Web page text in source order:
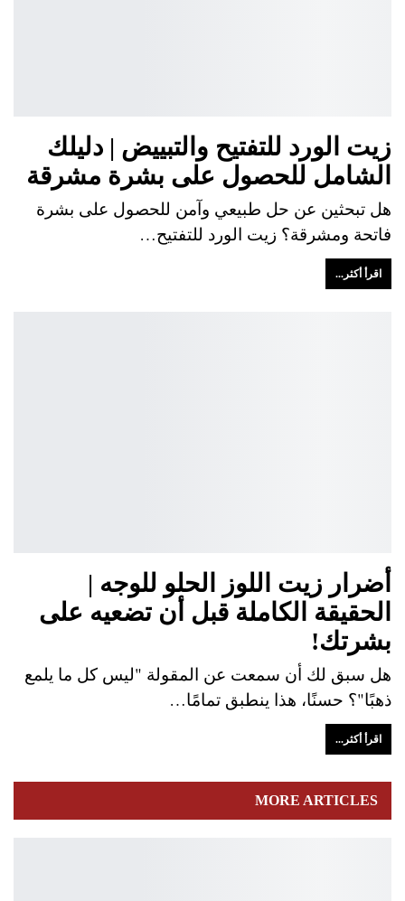
زيت الورد للتفتيح والتبييض | دليلك
الشامل للحصول على بشرة مشرقة
هل تبحثين عن حل طبيعي وآمن للحصول على بشرة
فاتحة ومشرقة؟ زيت الورد للتفتيح…
اقرأ أكثر...
أضرار زيت اللوز الحلو للوجه |
الحقيقة الكاملة قبل أن تضعيه على
بشرتك!
هل سبق لك أن سمعت عن المقولة "ليس كل ما يلمع
ذهبًا"؟ حسنًا، هذا ينطبق تمامًا…
اقرأ أكثر...
MORE ARTICLES